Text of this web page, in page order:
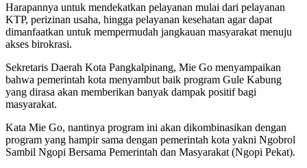
Harapannya untuk mendekatkan pelayanan mulai dari pelayanan
KTP, perizinan usaha, hingga pelayanan kesehatan agar dapat
dimanfaatkan untuk mempermudah jangkauan masyarakat menuju
akses birokrasi.
Sekretaris Daerah Kota Pangkalpinang, Mie Go menyampaikan
bahwa pemerintah kota menyambut baik program Gule Kabung
yang dirasa akan memberikan banyak dampak positif bagi
masyarakat.
Kata Mie Go, nantinya program ini akan dikombinasikan dengan
program yang hampir sama dengan pemerintah kota yakni Ngobrol
Sambil Ngopi Bersama Pemerintah dan Masyarakat (Ngopi Pekat).